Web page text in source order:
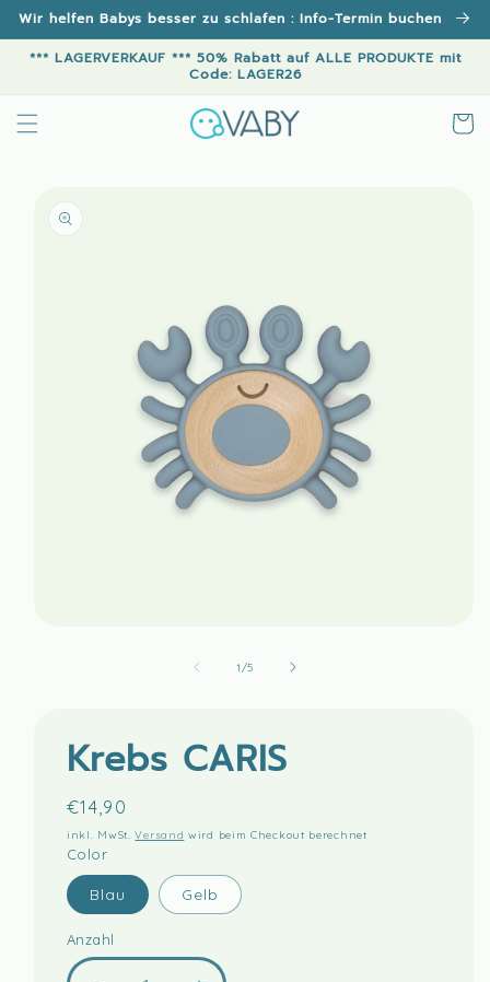
Direkt
zum
Inhalt
Wir helfen Babys besser zu schlafen : Info-Termin buchen
*** LAGERVERKAUF *** 50% Rabatt auf ALLE PRODUKTE mit
Code: LAGER26
1 /von
5
Krebs CARIS
Normaler
Preis
€14,90
inkl. MwSt.Versand wird beim Checkout berechnet
Color
Blau Gelb
Anzahl